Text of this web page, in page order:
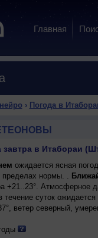
Главная
› Погода в
завтра в Итабораи
ожидается ясная
пределах нормы. .
+21..23°. Атмосферное
течение суток
ветер северный,